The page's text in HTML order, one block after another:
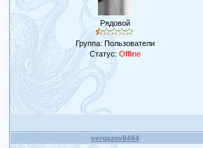
Рядовой
Группа: Пользователи
Статус: Offline
vergazov8484